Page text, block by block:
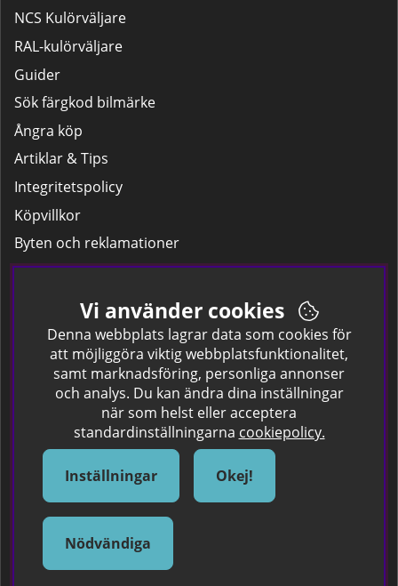
NCS Kulörväljare
RAL-kulörväljare
Guider
Sök färgkod bilmärke
Ångra köp
Artiklar & Tips
Integritetspolicy
Köpvillkor
Byten och reklamationer
Leverans
Hitta färgkoden på bilen.
Företagskund
Om oss
Om Spraycan
IKEA Färger
Sök Säkerhetsdatablad
Samarbete / Dyhrs Garage
Vi använder cookies
Denna webbplats lagrar data som cookies för
att möjliggöra viktig webbplatsfunktionalitet,
samt marknadsföring, personliga annonser
och analys. Du kan ändra dina inställningar
när som helst eller acceptera
standardinställningarna cookiepolicy.
Inställningar Okej!
Nödvändiga